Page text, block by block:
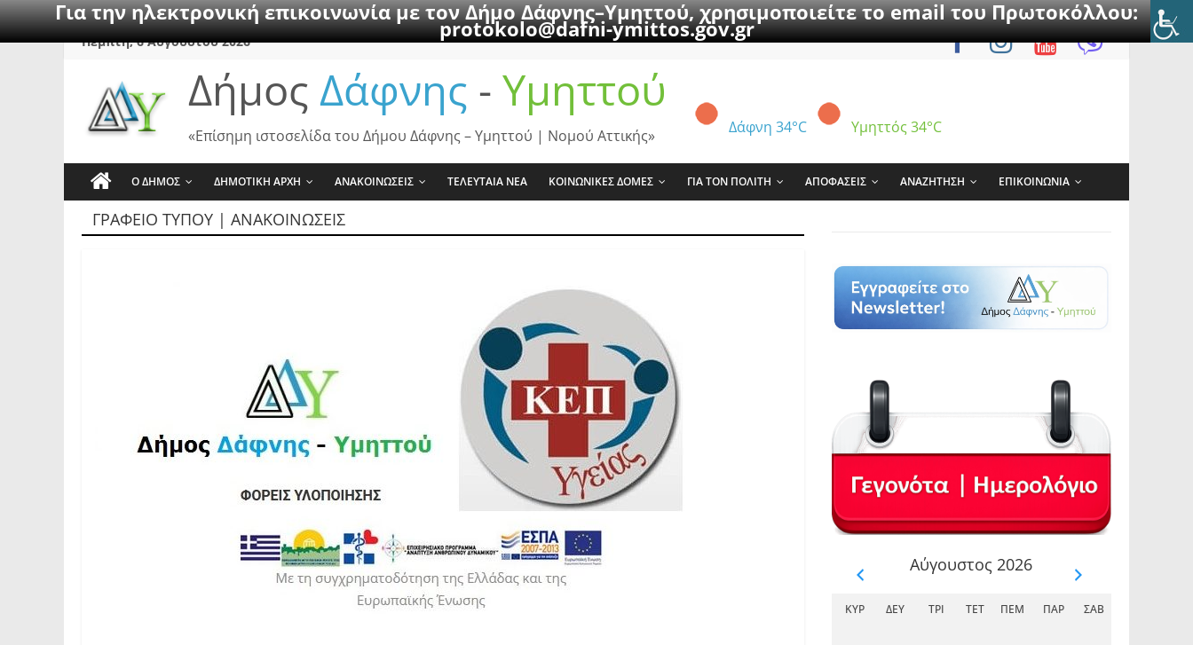
Για την ηλεκτρονική επικοινωνία με τον Δήμο Δάφνης–Υμηττού, χρησιμοποιείτε το email του Πρωτοκόλλου:
protokolo@dafni-ymittos.gov.gr
SkipΠέμπτη, 6 Αυγούστου 2026
Δήμος Δάφνης - Υμηττού
Δάφνη 34°C Υμηττός 34°C
«Επίσημη ιστοσελίδα του Δήμου Δάφνης – Υμηττού | Νομού Αττικής»
Ο ΔΗΜΟΣ ΔΗΜΟΤΙΚΗ ΑΡΧΗ ΑΝΑΚΟΙΝΩΣΕΙΣ ΤΕΛΕΥΤΑΙΑ ΝΕΑ ΚΟΙΝΩΝΙΚΕΣ ΔΟΜΕΣ ΓΙΑ ΤΟΝ ΠΟΛΙΤΗ ΑΠΟΦΑΣΕΙΣ ΑΝΑΖΗΤΗΣΗ ΕΠΙΚΟΙΝΩΝΙΑ
ΓΡΑΦΕΙΟ ΤΥΠΟΥ | ΑΝΑΚΟΙΝΩΣΕΙΣ
Αύγουστος 2026
ΚΥΡ ΔΕΥ ΤΡΊ ΤΕΤ ΠΈΜ ΠΑΡ ΣΆΒ